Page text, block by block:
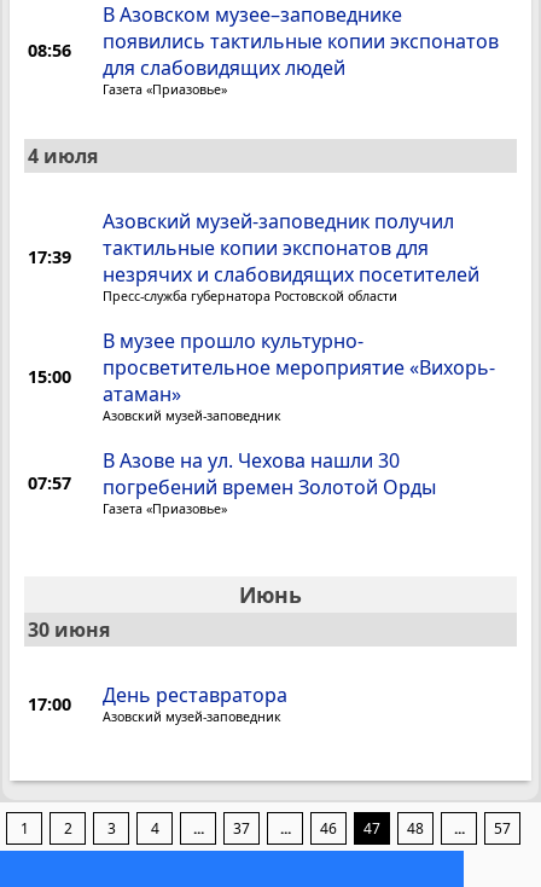
08:56
В Азовском музее–заповеднике
появились тактильные копии экспонатов
для слабовидящих людей
Газета «Приазовье»
4 июля
17:39
Азовский музей-заповедник получил
тактильные копии экспонатов для
незрячих и слабовидящих посетителей
Пресс-служба губернатора Ростовской области
15:00
В музее прошло культурно-
просветительное мероприятие «Вихорь-
атаман»
Азовский музей-заповедник
07:57
В Азове на ул. Чехова нашли 30
погребений времен Золотой Орды
Газета «Приазовье»
Июнь
30 июня
17:00 День реставратора
Азовский музей-заповедник
1 2 3 4 ... 37 ... 46 47 48 ...
57